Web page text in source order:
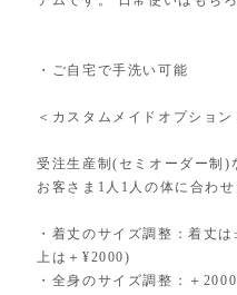
・ご自宅で手洗い可能
＜カスタムメイドオプション
受注生産制(セミオーダー制)
お客さま1人1人の体に合わ
・着丈のサイズ調整：着丈
上は＋¥2000)
・全身のサイズ調整：＋